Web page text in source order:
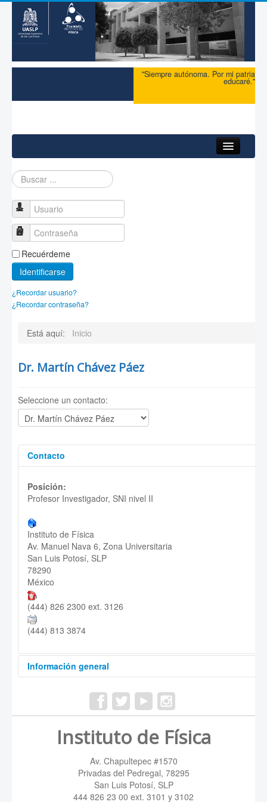
"Siempre autónoma. Por mi patria
educaré."
Buscar...
Usuario
Contraseña
Recuérdeme
Identificarse
¿Recordar usuario?
¿Recordar contraseña?
Está aquí: Inicio
Dr. Martín Chávez Páez
Seleccione un contacto:
Contacto
Posición:
Profesor Investigador, SNI nivel II
Instituto de Física
Av. Manuel Nava 6, Zona Universitaria
San Luis Potosí, SLP
78290
México
(444) 826 2300 ext. 3126
(444) 813 3874
Información general
Cuerpo académico: Fluidos Complejos
propiedades estáticas y
dinámicas de fluidos complejos, interacciones en
coloides confinados, propiedades estructurales y
interacciones en polimeros modelo, problemas de
difusión/agregación en fluidos, coloides, polímeros,
adsorción de fluidos complejos en superficies,
modelado de sistemas biológicos.
Instituto de Física
Av. Chapultepec #1570
Privadas del Pedregal, 78295
San Luis Potosí, SLP
444 826 23 00 ext. 3101 y 3102